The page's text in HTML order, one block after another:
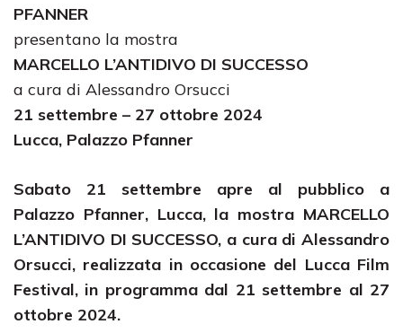
PFANNER
presentano la mostra
MARCELLO L’ANTIDIVO DI SUCCESSO
a cura di Alessandro Orsucci
21 settembre – 27 ottobre 2024
Lucca, Palazzo Pfanner
Sabato 21 settembre apre al pubblico a
Palazzo Pfanner, Lucca, la mostra MARCELLO
L’ANTIDIVO DI SUCCESSO, a cura di Alessandro
Orsucci, realizzata in occasione del Lucca Film
Festival, in programma dal 21 settembre al 27
ottobre 2024.